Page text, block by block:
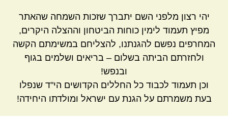
יהי רצון מלפני השם יתברך שזכות השמחה שהאתר
מפיץ תעמוד לימין כוחות הביטחון וההצלה היקרים,
המחרפים נפשם להגנתנו, להצליחם במשימתם הקשה
ולחזרתם הביתה בשלום – בריאים ושלמים בגוף
ובנפש!
וכן תעמוד לכבוד כל החללים הקדושים הי"ד שנפלו
בעת משמרתם על הגנת עם ישראל ומולדתו היחידה!